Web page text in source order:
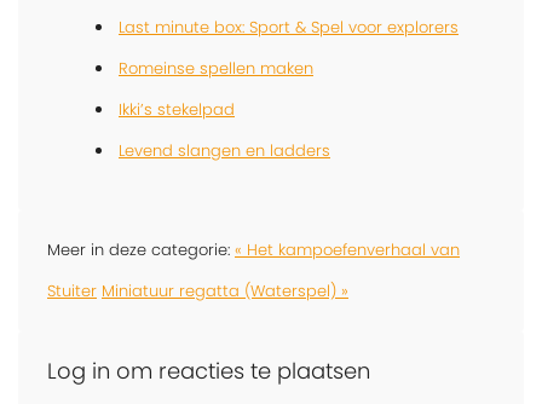
Last minute box: Sport & Spel voor explorers
Romeinse spellen maken
Ikki’s stekelpad
Levend slangen en ladders
Meer in deze categorie: « Het kampoefenverhaal van
Stuiter Miniatuur regatta (Waterspel) »
Log in om reacties te plaatsen